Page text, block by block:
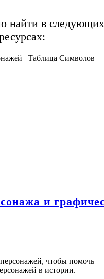
найти в следующих
и
чтобы помочь
в истории.